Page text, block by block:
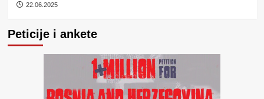
22.06.2025
Peticije i ankete